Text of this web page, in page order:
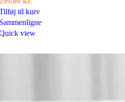
til kurv
view